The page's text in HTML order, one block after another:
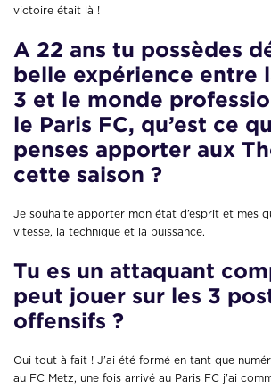
victoire était là !
A 22 ans tu possèdes
belle expérience entre
3 et le monde
le Paris FC, qu’est ce
penses apporter aux
cette saison ?
Je souhaite apporter mon état d’esprit et mes
vitesse, la technique et la puissance.
Tu es un attaquant
peut jouer sur les 3
offensifs ?
Oui tout à fait ! J’ai été formé en tant que
au FC Metz, une fois arrivé au Paris FC j’ai